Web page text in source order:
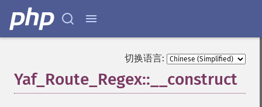
切换语言:
Yaf_Route_Regex::__construct